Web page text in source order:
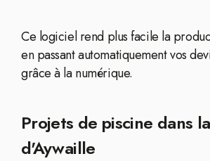
Ce logiciel rend plus facile la
en passant automatiquement vos
grâce à la numérique.
Projets de piscine dans
d'Aywaille